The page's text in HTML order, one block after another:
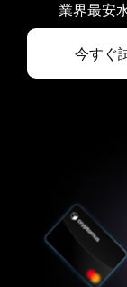
業界最安
今すぐ